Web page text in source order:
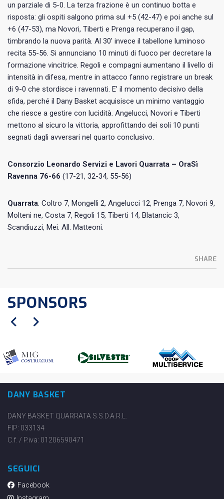
un parziale di 5-0. La terza frazione è un continuo botta e
risposta: gli ospiti salgono prima sul +5 (42-47) e poi anche sul
+6 (47-53), ma Novori, Tiberti e Prenga recuperano il gap,
timbrando la nuova parità. Al 30′ invece il tabellone luminoso
recita 55-56. Si annunciano 10 minuti di fuoco per decretare la
formazione vincitrice. Regoli e compagni aumentano il livello di
intensità in difesa, mentre in attacco fanno registrare un break
di 9-0 che stordisce i ravennati. E’ il momento decisivo della
sfida, perché il Dany Basket acquisisce un minimo vantaggio
che riesce a gestire con lucidità. Angelucci, Novori e Tiberti
mettono al sicuro la vittoria, approfittando dei soli 10 punti
segnati dagli avversari nel quarto conclusivo.
Consorzio Leonardo Servizi e Lavori Quarrata – OraSì
Ravenna 76-66 (17-21, 32-34, 55-56)
Quarrata: Coltro 7, Mongelli 2, Angelucci 12, Prenga 7, Novori 9,
Molteni ne, Costa 7, Regoli 15, Tiberti 14, Blatancic 3,
Scandiuzzi, Mei. All. Matteoni.
SHARE
SPONSORS
DANY BASKET
DANY BASKET QUARRATA S.S.D.A.R.L.
FIP: 033134
C.f. / P.iva: 01206590471
SEGUICI
Facebook